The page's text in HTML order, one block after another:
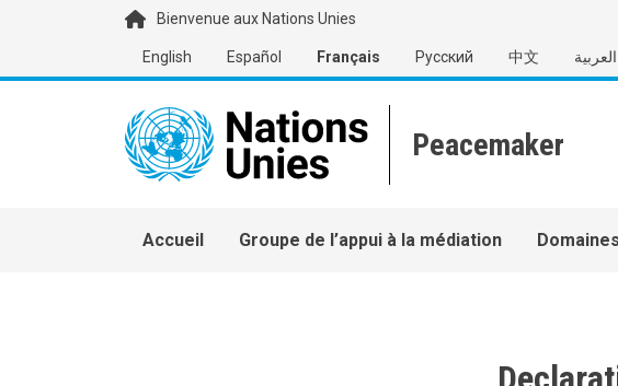
Aller au contenu principalBienvenue aux Nations Unies
English Español Français Русский 中文 العربية
Main navigation
Accueil Groupe de l’appui à la médiation